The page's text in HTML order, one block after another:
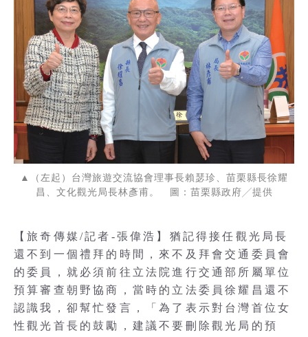
▲（左起）台灣旅遊交流協會理事長賴瑟珍、苗栗縣長徐耀
昌、文化觀光局長林彥甫。 圖：苗栗縣政府╱提供
【旅奇傳媒/記者-張偉浩】猶記得接任觀光局長
還不到一個禮拜的時間，來不及拜會交通委員會
的委員，就必須前往立法院進行交通部所屬單位
預算審查朝野協商，當時的立法委員徐耀昌還不
認識我，卻幫忙發言，「為了表示對台灣首位女
性觀光首長的鼓勵，建議不要刪除觀光局的預